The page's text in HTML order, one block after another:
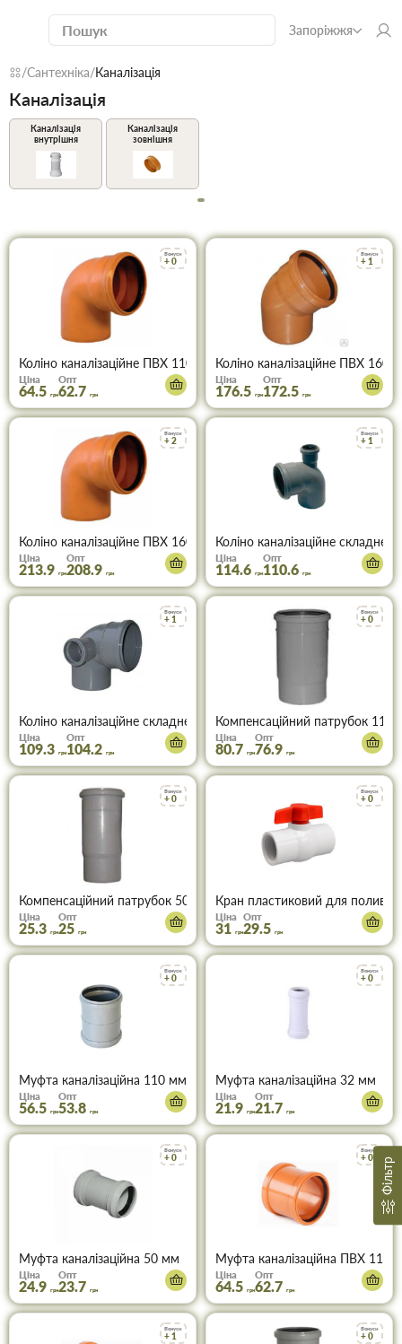
Запоріжжя
Сантехніка Каналізація
Каналізація
Каналізація
внутрішня
Каналізація
зовнішня
Бонуси
+ 0
Коліно каналізаційне ПВХ 110х90° (руде)
Ціна
64.5 грн
Опт
62.7 грн
Бонуси
+ 1
Коліно каналізаційне ПВХ
Ціна
176.5 грн
Опт
172.5 грн
Бонуси
+ 2
Коліно каналізаційне ПВХ 160х90° (руде)
Ціна
213.9 грн
Опт
208.9 грн
Бонуси
+ 1
Коліно каналізаційне складне
Ціна
114.6 грн
Опт
110.6 грн
Бонуси
+ 1
Коліно каналізаційне складне 110х50х90° ліве
Ціна
109.3 грн
Опт
104.2 грн
Бонуси
+ 0
Компенсаційний патрубок 110
Ціна
80.7 грн
Опт
76.9 грн
Бонуси
+ 0
Компенсаційний патрубок 50 мм
Ціна
25.3 грн
Опт
25 грн
Бонуси
+ 0
Кран пластиковий для поливу
Ціна
31 грн
Опт
29.5 грн
Бонуси
+ 0
Муфта каналізаційна 110 мм
Ціна
56.5 грн
Опт
53.8 грн
Бонуси
+ 0
Муфта каналізаційна 32 мм
Ціна
21.9 грн
Опт
21.7 грн
Бонуси
+ 0
Муфта каналізаційна 50 мм
Ціна
24.9 грн
Опт
23.7 грн
Бонуси
+ 0
Муфта каналізаційна ПВХ 110
Ціна
64.5 грн
Опт
62.7 грн
Бонуси
+ 1
Бонуси
+ 0
Фільтр